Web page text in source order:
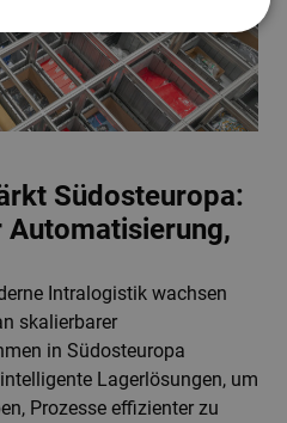
Südosteuropa:
Automatisierung,
Intralogistik wachsen
skalierbarer
in Südosteuropa
Lagerlösungen, um
Prozesse effizienter zu
ITALIAN
ENGLISH